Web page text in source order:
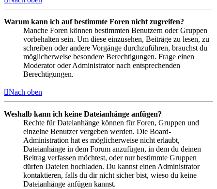
Warum kann ich auf bestimmte Foren nicht zugreifen?
Manche Foren können bestimmten Benutzern oder Gruppen
vorbehalten sein. Um diese einzusehen, Beiträge zu lesen, zu
schreiben oder andere Vorgänge durchzuführen, brauchst du
möglicherweise besondere Berechtigungen. Frage einen
Moderator oder Administrator nach entsprechenden
Berechtigungen.
Nach oben
Weshalb kann ich keine Dateianhänge anfügen?
Rechte für Dateianhänge können für Foren, Gruppen und
einzelne Benutzer vergeben werden. Die Board-
Administration hat es möglicherweise nicht erlaubt,
Dateianhänge in dem Forum anzufügen, in dem du deinen
Beitrag verfassen möchtest, oder nur bestimmte Gruppen
dürfen Dateien hochladen. Du kannst einen Administrator
kontaktieren, falls du dir nicht sicher bist, wieso du keine
Dateianhänge anfügen kannst.